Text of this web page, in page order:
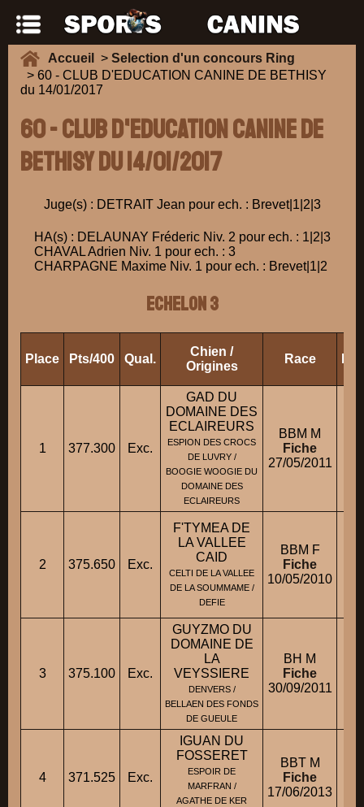
Accueil > Selection d'un concours Ring
> 60 - CLUB D'EDUCATION CANINE DE BETHISY
du 14/01/2017
60 - CLUB D'EDUCATION CANINE DE
BETHISY du 14/01/2017
Juge(s) : DETRAIT Jean pour ech. : Brevet|1|2|3
HA(s) : DELAUNAY Fréderic Niv. 2 pour ech. : 1|2|3
CHAVAL Adrien Niv. 1 pour ech. : 3
CHARPAGNE Maxime Niv. 1 pour ech. : Brevet|1|2
ECHELON 3
Place Pts/400 Qual.
Chien /
Origines
Race
1 377.300 Exc.
GAD DU
DOMAINE DES
ECLAIREURS
ESPION DES CROCS
DE LUVRY /
BOOGIE WOOGIE DU
DOMAINE DES
ECLAIREURS
BBM M
Fiche
27/05/2011
2 375.650 Exc.
F'TYMEA DE
LA VALLEE
CAID
CELTI DE LA VALLEE
DE LA SOUMMAME /
DEFIE
BBM F
Fiche
10/05/2010
3 375.100 Exc.
GUYZMO DU
DOMAINE DE
LA
VEYSSIERE
DENVERS /
BELLAEN DES FONDS
DE GUEULE
BH M
Fiche
30/09/2011
4 371.525 Exc.
IGUAN DU
FOSSERET
ESPOIR DE
MARFRAN /
AGATHE DE KER
BBT M
Fiche
17/06/2013